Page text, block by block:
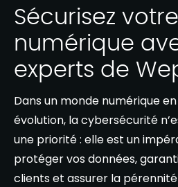
Sécurisez
numérique
experts de
Dans un monde numérique
évolution, la cybersécurité
une priorité : elle est un
protéger vos données,
clients et assurer la